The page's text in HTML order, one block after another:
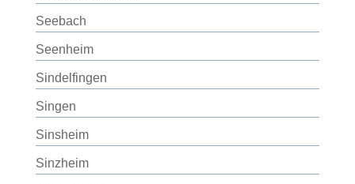
Seebach
Seenheim
Sindelfingen
Singen
Sinsheim
Sinzheim